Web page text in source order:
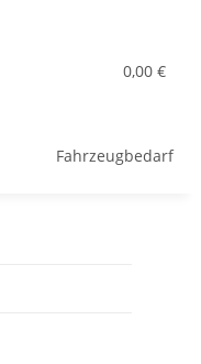
0,00 €
Fahrzeugbedarf